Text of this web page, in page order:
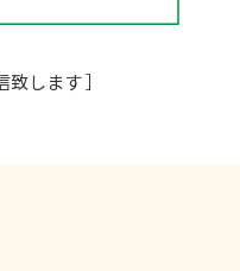
致します ］